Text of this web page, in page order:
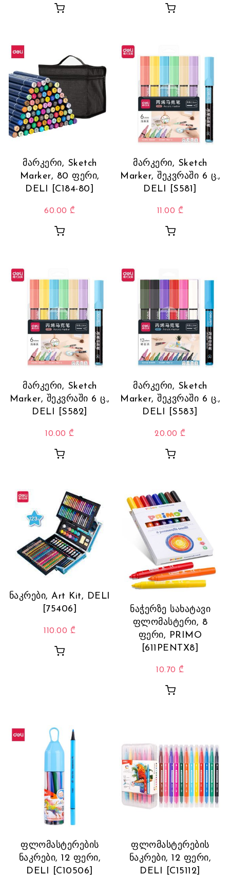
მარკერი, Sketch
Marker, 80 ფერი,
DELI [C184-80]
60.00 ₾
მარკერი, Sketch
Marker, შეკვრაში 6 ც.,
DELI [S581]
11.00 ₾
მარკერი, Sketch
Marker, შეკვრაში 6 ც.,
DELI [S582]
10.00 ₾
მარკერი, Sketch
Marker, შეკვრაში 6 ც.,
DELI [S583]
20.00 ₾
ნაკრები, Art Kit, DELI
[75406]
110.00 ₾
ნაჭერზე სახატავი
ფლომასტერი, 8
ფერი, PRIMO
[611PENTX8]
10.70 ₾
ფლომასტერების
ნაკრები, 12 ფერი,
DELI [C10506]
ფლომასტერების
ნაკრები, 12 ფერი,
DELI [C15112]